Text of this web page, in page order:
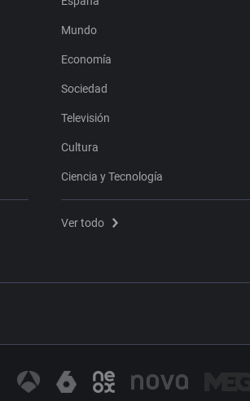
Mundo
Economía
Sociedad
Televisión
Cultura
Ciencia y Tecnología
Ver todo